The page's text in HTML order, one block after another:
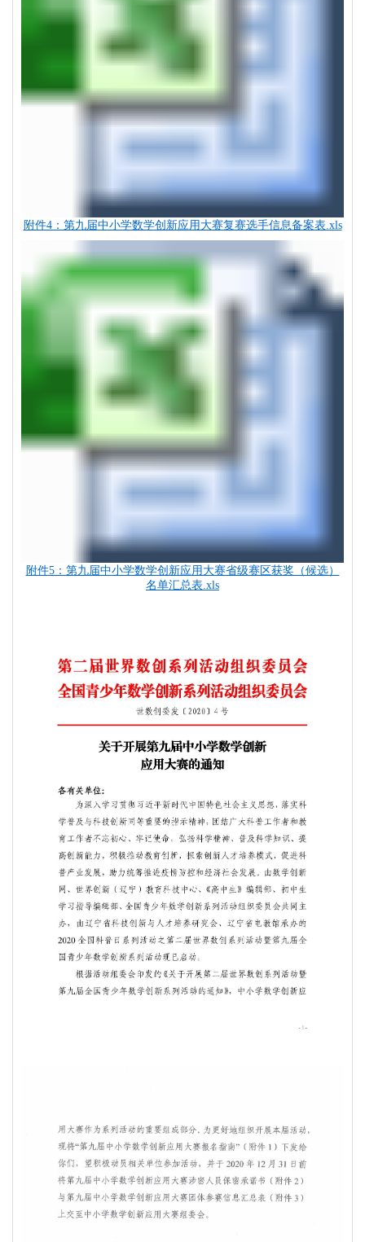
附件4：第九届中小学数学创新应用大赛复赛选手信息备案表.xls
附件5：第九届中小学数学创新应用大赛省级赛区获奖（候选）
名单汇总表.xls